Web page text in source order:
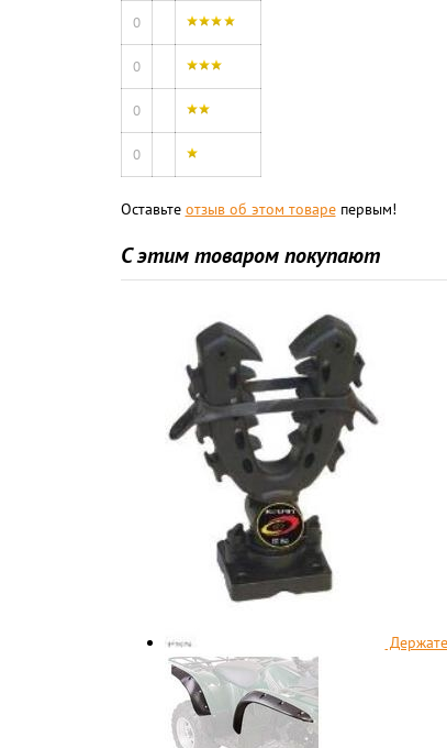
0
0
0
0
Оставьте отзыв об этом товарепервым!
С этим товаром покупают